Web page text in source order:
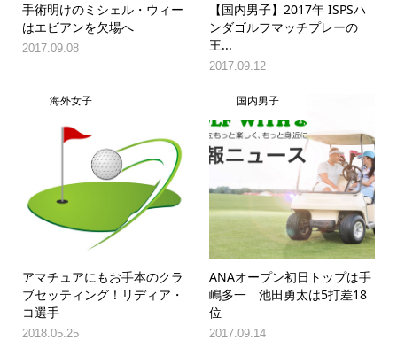
手術明けのミシェル・ウィー
はエビアンを欠場へ
2017.09.08
【国内男子】2017年 ISPSハ
ンダゴルフマッチプレーの
王...
2017.09.12
海外女子
アマチュアにもお手本のクラ
ブセッティング！リディア・
コ選手
2018.05.25
国内男子
ANAオープン初日トップは手
嶋多一 池田勇太は5打差18
位
2017.09.14